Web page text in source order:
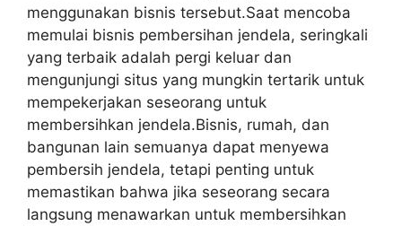
menggunakan bisnis tersebut.Saat mencoba
memulai bisnis pembersihan jendela, seringkali
yang terbaik adalah pergi keluar dan
mengunjungi situs yang mungkin tertarik untuk
mempekerjakan seseorang untuk
membersihkan jendela.Bisnis, rumah, dan
bangunan lain semuanya dapat menyewa
pembersih jendela, tetapi penting untuk
memastikan bahwa jika seseorang secara
langsung menawarkan untuk membersihkan